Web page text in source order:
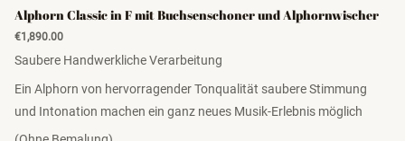
Alphorn Classic in F mit Buchsenschoner und Alphornwischer
€1,890.00
Saubere Handwerkliche Verarbeitung
Ein Alphorn von hervorragender Tonqualität saubere Stimmung
und Intonation machen ein ganz neues Musik-Erlebnis möglich